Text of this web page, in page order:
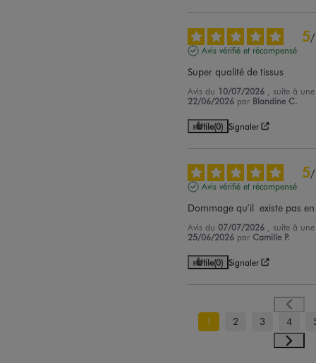
5/
Avis vérifié et récompensé
Super qualité de tissus
Avis du 10/07/2026
, suite à
22/06/2026 par Blandine C.
Utile(0) Signaler
5/
Avis vérifié et récompensé
Dommage qu’il  existe pas
Avis du07/07/2026
, suite à
25/06/2026 parCamille P.
Utile(0) Signaler
1 2 3 4